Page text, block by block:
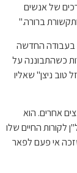
של אנשים
ברורה."
בעבודה החדשה
כשהתבוננה על
ניצן" שאליו
אחרים. הוא
לקורות החיים שלו
אי פעם לפאר